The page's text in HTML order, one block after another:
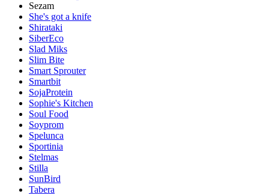
Sezam
She's got a knife
Shirataki
SiberEco
Slad Miks
Slim Bite
Smart Sprouter
Smartbit
SojaProtein
Sophie's Kitchen
Soul Food
Soyprom
Spelunca
Sportinia
Stelmas
Stilla
SunBird
Tabera